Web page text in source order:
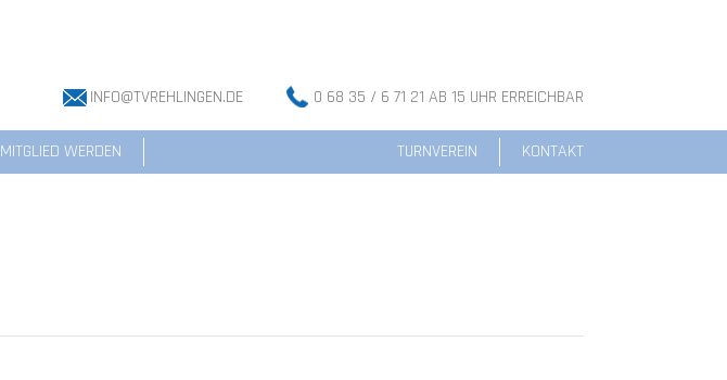
INFO@TVREHLINGEN.DE 0 68 35 / 6 71 21 AB 15 UHR ERREICHBAR
MITGLIED WERDEN TURNVEREIN KONTAKT